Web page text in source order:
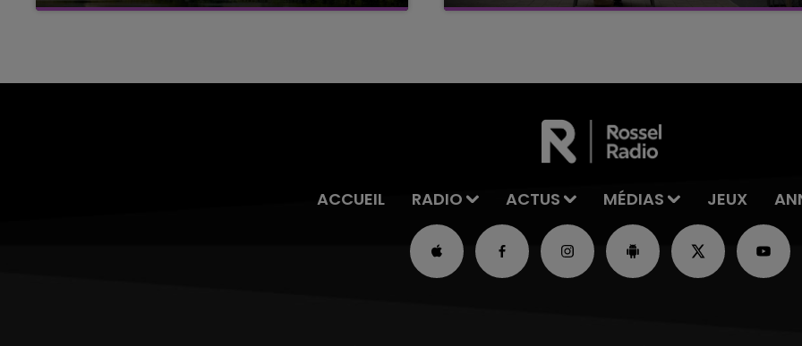
ACCUEIL RADIO ACTUS MÉDIAS JEUX